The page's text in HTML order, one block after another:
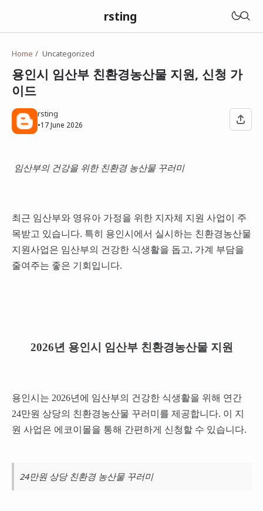
rsting
Home Uncategorized
용인시 임산부 친환경농산물 지원, 신청 가
이드
rsting
•17 June 2026
임산부의 건강을 위한 친환경 농산물 꾸러미
최근 임산부와 영유아 가정을 위한 지자체 지원 사업이 주
목받고 있습니다. 특히 용인시에서 실시하는 친환경농산물
지원사업은 임산부의 건강한 식생활을 돕고, 가계 부담을
줄여주는 좋은 기회입니다.
2026년 용인시 임산부 친환경농산물 지원
용인시는 2026년에 임산부의 건강한 식생활을 위해 연간
24만원 상당의 친환경농산물 꾸러미를 제공합니다. 이 지
원 사업은 에코이몰을 통해 간편하게 신청할 수 있습니다.
24만원 상당 친환경 농산물 꾸러미